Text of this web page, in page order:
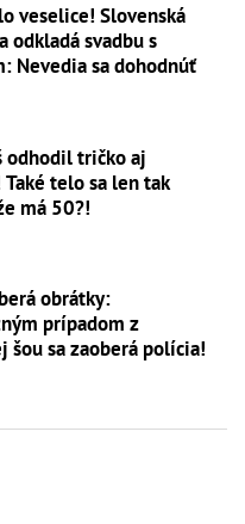
veselice! Slovenská
odkladá svadbu s
Nevedia sa dohodnúť
odhodil tričko aj
telo sa len tak
má 50?!
obrátky:
prípadom z
šou sa zaoberá polícia!